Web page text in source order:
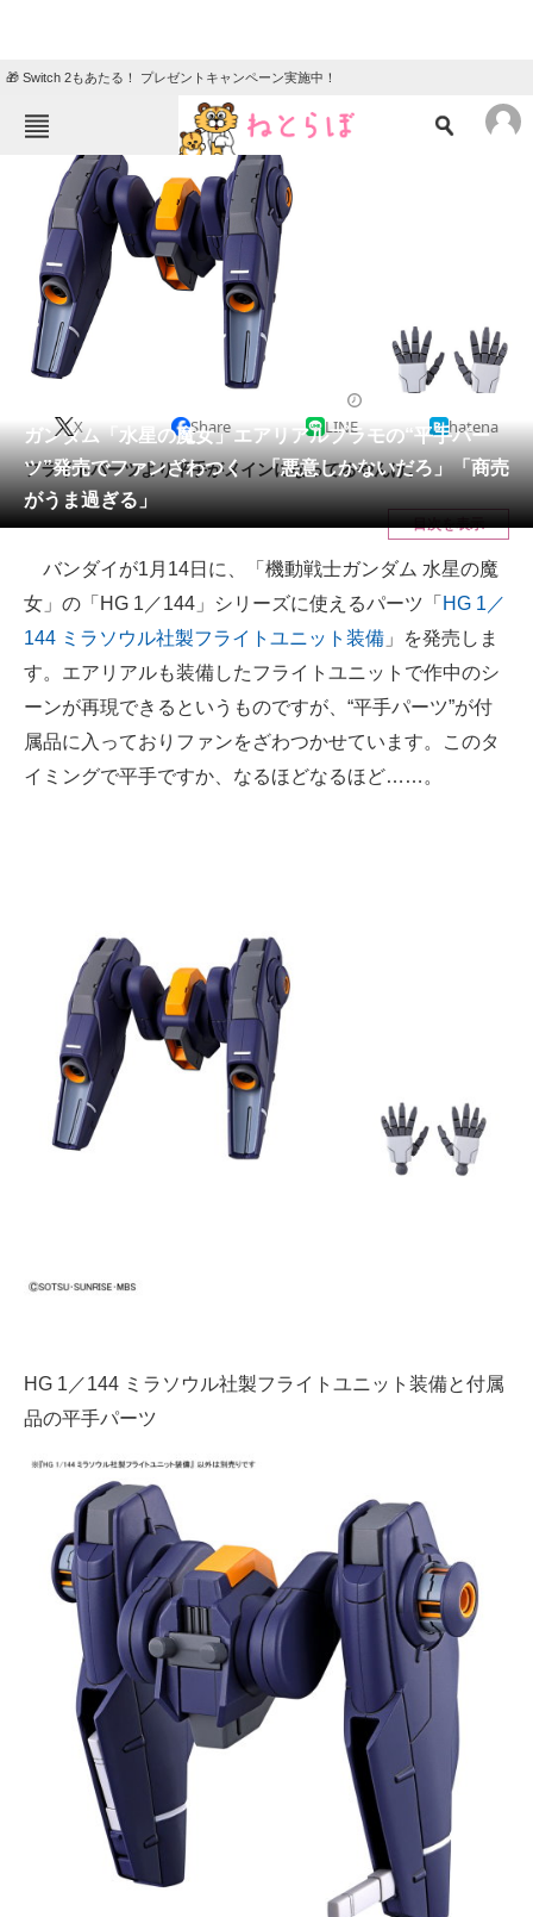
🎁 Switch 2もあたる！ プレゼントキャンペーン実施中！
ねとらぼメニュー
ニュース
エンタメ クイズ
グルメ 地域
住まい
動物
会員記事
メディア
注目記事を集めた総合ページ
ITの今と未来を見通す
スマホと通信の最新トレンド
進化するPCとデバイスの未来
好きが集まる 比べて選べる
ビジネスと働き方のヒント
経営リーダーのコミュニティ
マーケ×ITの今がよく分かる
ITエンジニア向け専門サイト
企業向けIT製品の総合サイト
IT製品の技術・比較・事例
ちょっと気になるネットの話題
ガンダム「水星の魔女」エアリアルプラモの“平手パー
ツ”発売でファンざわつく 「悪意しかないだろ」「商売
がうま過ぎる」
X Share LINE hatena
フライトパーツより平手がメインになってるやんけ。
目次を表示
バンダイが1月14日に、「機動戦士ガンダム 水星の魔
女」の「HG 1／144」シリーズに使えるパーツ「 HG 1／
144 ミラソウル社製フライトユニット装備 」を発売しま
す。エアリアルも装備したフライトユニットで作中のシ
ーンが再現できるというものですが、“平手パーツ”が付
属品に入っておりファンをざわつかせています。このタ
イミングで平手ですか、なるほどなるほど……。
HG 1／144 ミラソウル社製フライトユニット装備と付属
品の平手パーツ